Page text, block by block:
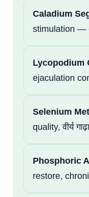
Caladium
stimulation —
Lycopodium
ejaculation
Selenium
quality, वीर्य
Phosphoric
restore,